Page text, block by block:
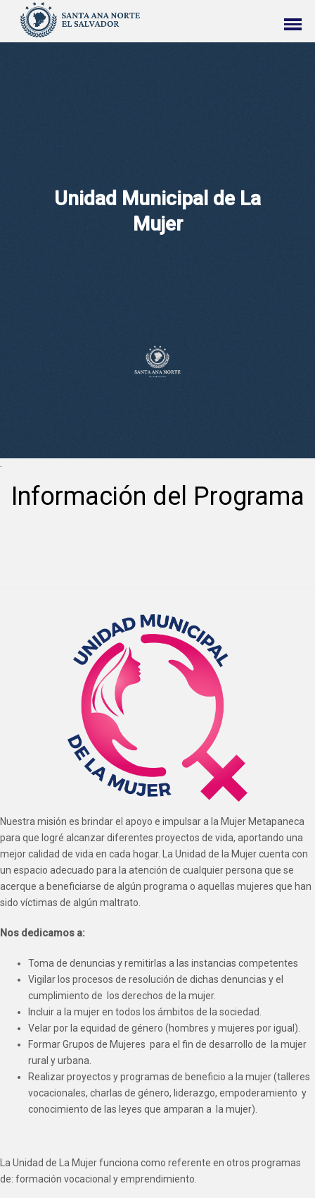
Unidad Municipal de La
Mujer
Información del Programa
Nuestra misión es brindar el apoyo e impulsar a la Mujer Metapaneca
para que logré alcanzar diferentes proyectos de vida, aportando una
mejor calidad de vida en cada hogar. La Unidad de la Mujer cuenta con
un espacio adecuado para la atención de cualquier persona que se
acerque a beneficiarse de algún programa o aquellas mujeres que han
sido víctimas de algún maltrato.
Nos dedicamos a:
Toma de denuncias y remitirlas a las instancias competentes
Vigilar los procesos de resolución de dichas denuncias y el
cumplimiento de los derechos de la mujer.
Incluir a la mujer en todos los ámbitos de la sociedad.
Velar por la equidad de género (hombres y mujeres por igual).
Formar Grupos de Mujeres para el fin de desarrollo de la mujer
rural y urbana.
Realizar proyectos y programas de beneficio a la mujer (talleres
vocacionales, charlas de género, liderazgo, empoderamiento y
conocimiento de las leyes que amparan a la mujer).
La Unidad de La Mujer funciona como referente en otros programas
de: formación vocacional y emprendimiento.